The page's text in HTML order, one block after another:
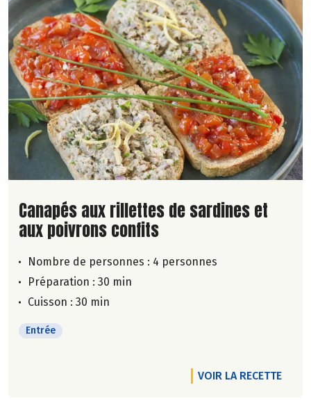
Lire la suite de la recette
Canapés aux rillettes de sardines et
aux poivrons confits
Nombre de personnes : 4 personnes
Préparation : 30 min
Cuisson : 30 min
Entrée
VOIR LA RECETTE